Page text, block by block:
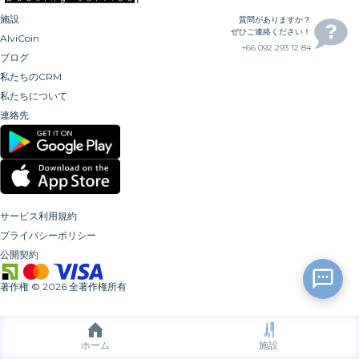
ホーム 施設
施設
AlviCoin
ブログ
私たちのCRM
私たちについて
連絡先
質問がありますか？
ぜひご連絡ください！
+66 092 293 12 84
サービス利用規約
プライバシーポリシー
公開契約
著作権 © 2026 全著作権所有